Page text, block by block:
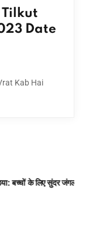
Tilkut
Date
Kab Hai
बच्चों के लिए सुंदर जंगल